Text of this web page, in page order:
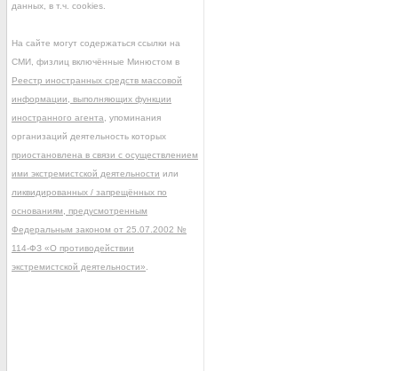
данных, в т.ч. cookies.
На сайте могут содержаться ссылки на
СМИ, физлиц включённые Минюстом в
Реестр иностранных средств массовой
информации, выполняющих функции
иностранного агента , упоминания
организаций деятельность которых
приостановлена в связи с осуществлением
ими экстремистской деятельности или
ликвидированных / запрещённых по
основаниям, предусмотренным
Федеральным законом от 25.07.2002 №
114-ФЗ «О противодействии
экстремистской деятельности»